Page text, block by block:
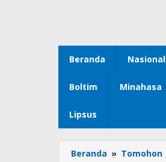
Beranda Nasional
Boltim Minahasa
Lipsus
Beranda » Tomohon